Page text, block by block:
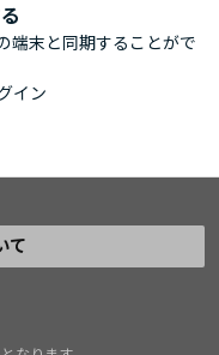
端末と同期することがで
イン
て